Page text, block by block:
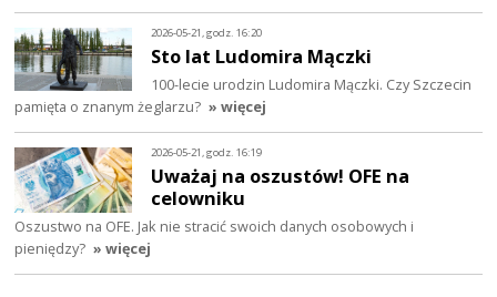
2026-05-21, godz. 16:20
Sto lat Ludomira Mączki
100-lecie urodzin Ludomira Mączki. Czy Szczecin
pamięta o znanym żeglarzu? » więcej
2026-05-21, godz. 16:19
Uważaj na oszustów! OFE na
celowniku
Oszustwo na OFE. Jak nie stracić swoich danych osobowych i
pieniędzy? » więcej